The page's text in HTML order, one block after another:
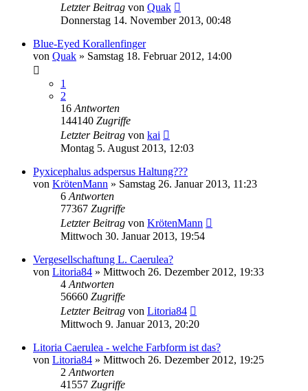
Letzter Beitrag von Quak
Donnerstag 14. November 2013, 00:48
Blue-Eyed Korallenfinger
von Quak » Samstag 18. Februar 2012, 14:00
1
2
16 Antworten
144140 Zugriffe
Letzter Beitrag von kai
Montag 5. August 2013, 12:03
Pyxicephalus adspersus Haltung???
von KrötenMann » Samstag 26. Januar 2013, 11:23
6 Antworten
77367 Zugriffe
Letzter Beitrag von KrötenMann
Mittwoch 30. Januar 2013, 19:54
Vergesellschaftung L. Caerulea?
von Litoria84 » Mittwoch 26. Dezember 2012, 19:33
4 Antworten
56660 Zugriffe
Letzter Beitrag von Litoria84
Mittwoch 9. Januar 2013, 20:20
Litoria Caerulea - welche Farbform ist das?
von Litoria84 » Mittwoch 26. Dezember 2012, 19:25
2 Antworten
41557 Zugriffe